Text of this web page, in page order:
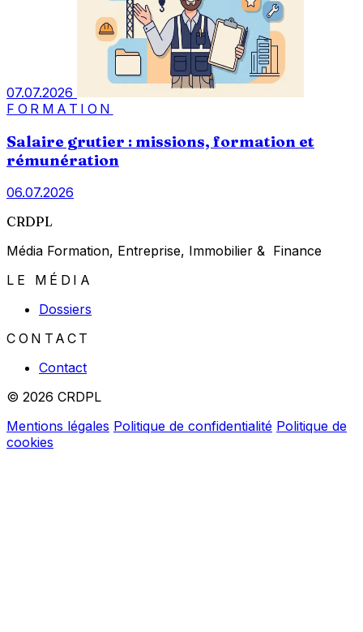
07.07.2026
FORMATION
Salaire grutier : missions, formation et
rémunération
06.07.2026
CRDPL
Média Formation, Entreprise, Immobilier & Finance
LE MÉDIA
Dossiers
CONTACT
Contact
© 2026 CRDPL
Mentions légales Politique de confidentialité Politique de
cookies